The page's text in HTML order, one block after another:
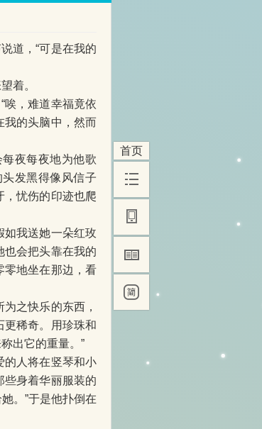
首页
道，“可是在我的
着。
唉，难道幸福竟依
我的头脑中，然而
夜每夜地为他歌
发黑得像风信子
，忧伤的印迹也爬
如我送她一朵红玫
也会把头靠在我的
零地坐在那边，看
之快乐的东西，
更稀奇。用珍珠和
出它的重量。”
的人将在竖琴和小
些身着华丽服装的
。”于是他扑倒在